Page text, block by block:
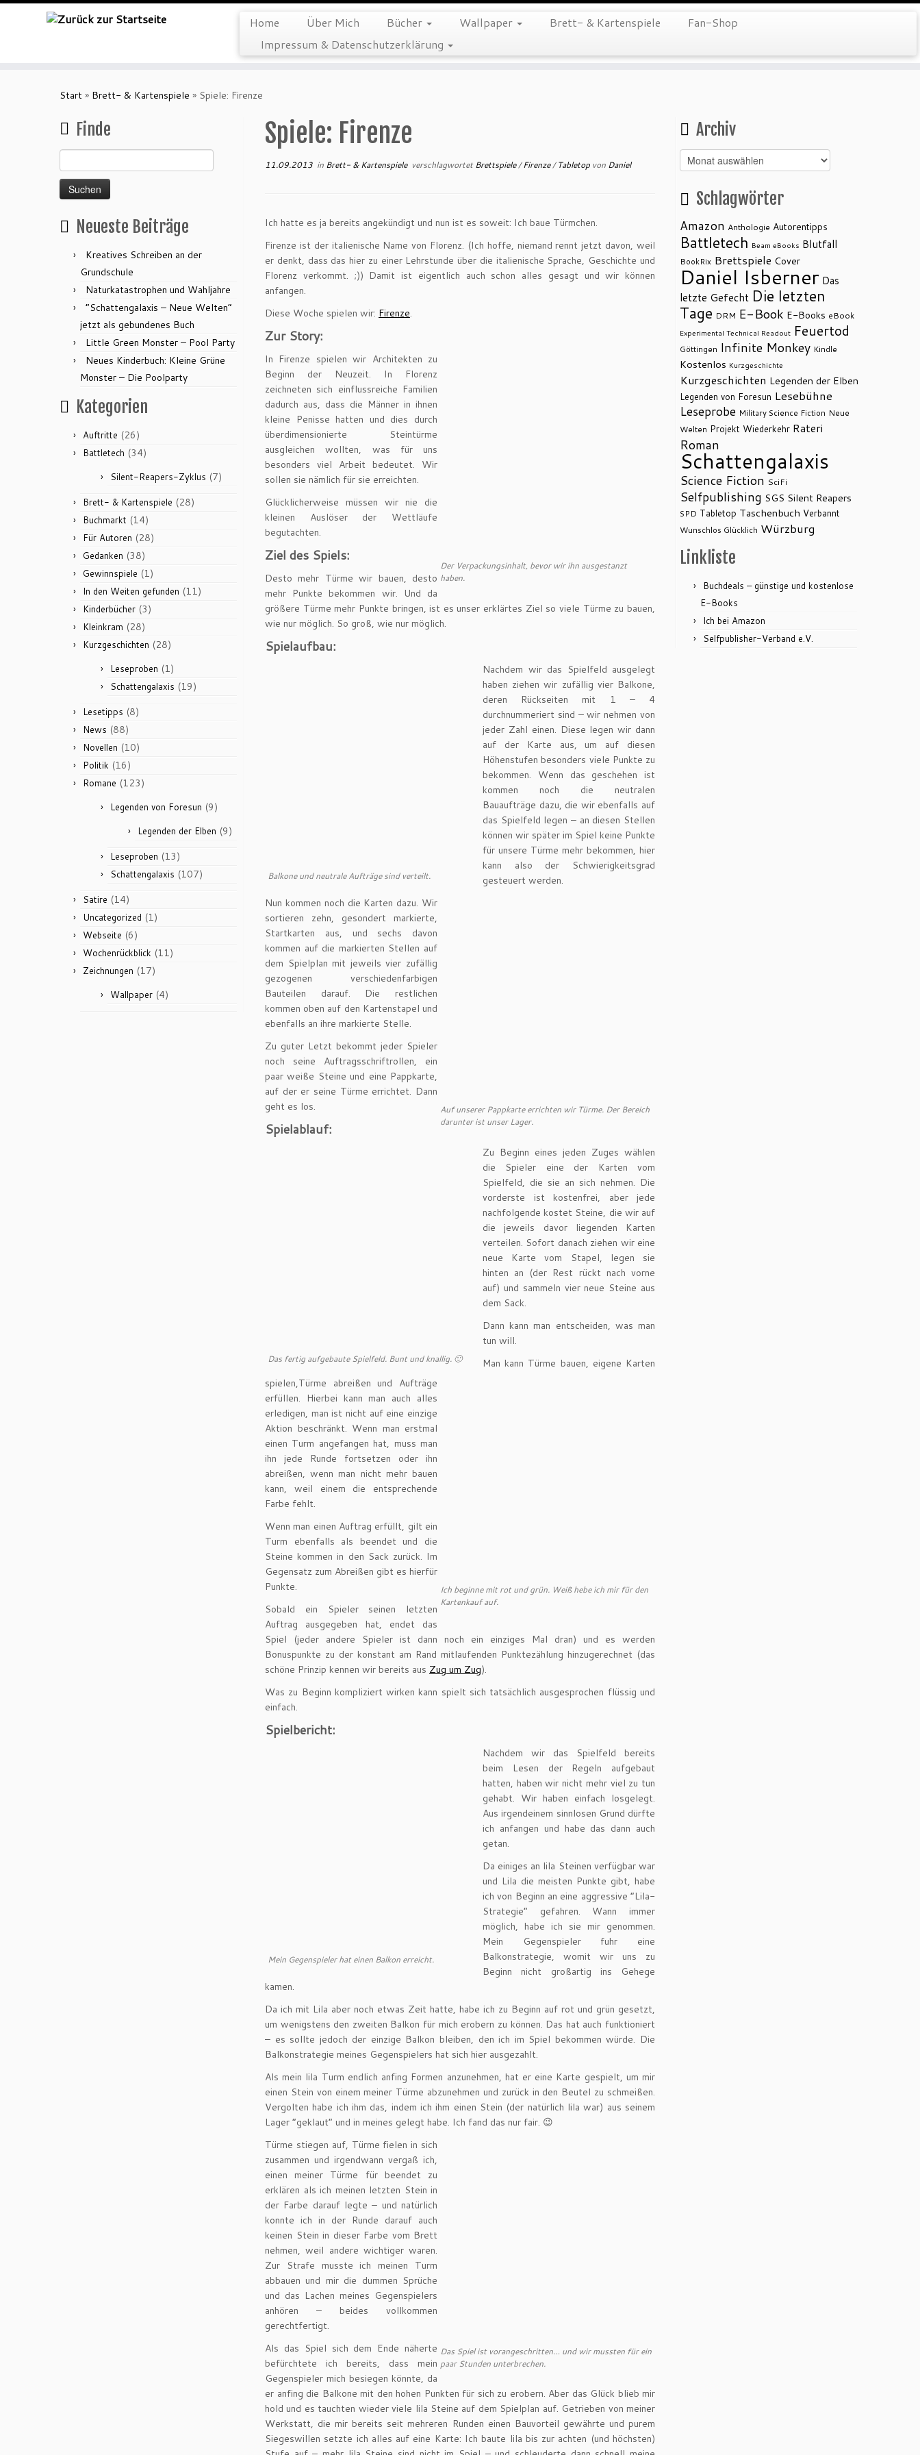
Home Über Mich Bücher Wallpaper Brett- & Kartenspiele
Fan-Shop
Impressum & Datenschutzerklärung
Start » Brett- & Kartenspiele » Spiele: Firenze
Finde
nach:
Neueste Beiträge
Kreatives Schreiben an der
Grundschule
Naturkatastrophen und Wahljahre
“Schattengalaxis – Neue Welten”
jetzt als gebundenes Buch
Little Green Monster – Pool Party
Neues Kinderbuch: Kleine Grüne
Monster – Die Poolparty
Kategorien
Auftritte (26)
Battletech (34)
Silent-Reapers-Zyklus (7)
Brett- & Kartenspiele (28)
Buchmarkt (14)
Für Autoren (28)
Gedanken (38)
Gewinnspiele (1)
In den Weiten gefunden (11)
Kinderbücher (3)
Kleinkram (28)
Kurzgeschichten (28)
Leseproben (1)
Schattengalaxis (19)
Lesetipps (8)
News (88)
Novellen (10)
Politik (16)
Romane (123)
Legenden von Foresun (9)
Legenden der Elben (9)
Leseproben (13)
Schattengalaxis (107)
Satire (14)
Uncategorized (1)
Webseite (6)
Wochenrückblick (11)
Zeichnungen (17)
Wallpaper (4)
Spiele: Firenze
11.09.2013 in Brett- & Kartenspiele verschlagwortetBrettspiele/Firenze/Tabletop von Daniel
Ich hatte es ja bereits angekündigt und nun ist es soweit: Ich baue Türmchen.
Firenze ist der italienische Name von Florenz. (Ich hoffe, niemand rennt jetzt davon, weil
er denkt, dass das hier zu einer Lehrstunde über die italienische Sprache, Geschichte und
Florenz verkommt. ;)) Damit ist eigentlich auch schon alles gesagt und wir können
anfangen.
Diese Woche spielen wir: Firenze.
Zur Story:
Der Verpackungsinhalt, bevor wir ihn ausgestanzt
haben.
In Firenze spielen wir Architekten zu
Beginn der Neuzeit. In Florenz
zeichneten sich einflussreiche Familien
dadurch aus, dass die Männer in ihnen
kleine Penisse hatten und dies durch
überdimensionierte Steintürme
ausgleichen wollten, was für uns
besonders viel Arbeit bedeutet. Wir
sollen sie nämlich für sie erreichten.
Glücklicherweise müssen wir nie die
kleinen Auslöser der Wettläufe
begutachten.
Ziel des Spiels:
Desto mehr Türme wir bauen, desto
mehr Punkte bekommen wir. Und da
größere Türme mehr Punkte bringen, ist es unser erklärtes Ziel so viele Türme zu bauen,
wie nur möglich. So groß, wie nur möglich.
Spielaufbau:
Balkone und neutrale Aufträge sind verteilt.
Nachdem wir das Spielfeld ausgelegt
haben ziehen wir zufällig vier Balkone,
deren Rückseiten mit 1 – 4
durchnummeriert sind – wir nehmen von
jeder Zahl einen. Diese legen wir dann
auf der Karte aus, um auf diesen
Höhenstufen besonders viele Punkte zu
bekommen. Wenn das geschehen ist
kommen noch die neutralen
Bauaufträge dazu, die wir ebenfalls auf
das Spielfeld legen – an diesen Stellen
können wir später im Spiel keine Punkte
für unsere Türme mehr bekommen, hier
kann also der Schwierigkeitsgrad
gesteuert werden.
Auf unserer Pappkarte errichten wir Türme. Der Bereich
darunter ist unser Lager.
Nun kommen noch die Karten dazu. Wir
sortieren zehn, gesondert markierte,
Startkarten aus, und sechs davon
kommen auf die markierten Stellen auf
dem Spielplan mit jeweils vier zufällig
gezogenen verschiedenfarbigen
Bauteilen darauf. Die restlichen
kommen oben auf den Kartenstapel und
ebenfalls an ihre markierte Stelle.
Zu guter Letzt bekommt jeder Spieler
noch seine Auftragsschriftrollen, ein
paar weiße Steine und eine Pappkarte,
auf der er seine Türme errichtet. Dann
geht es los.
Spielablauf:
Das fertig aufgebaute Spielfeld. Bunt und knallig. 🙂
Zu Beginn eines jeden Zuges wählen
die Spieler eine der Karten vom
Spielfeld, die sie an sich nehmen. Die
vorderste ist kostenfrei, aber jede
nachfolgende kostet Steine, die wir auf
die jeweils davor liegenden Karten
verteilen. Sofort danach ziehen wir eine
neue Karte vom Stapel, legen sie
hinten an (der Rest rückt nach vorne
auf) und sammeln vier neue Steine aus
dem Sack.
Dann kann man entscheiden, was man
tun will.
Ich beginne mit rot und grün. Weiß hebe ich mir für den
Kartenkauf auf.
Man kann Türme bauen, eigene Karten
spielen,Türme abreißen und Aufträge
erfüllen. Hierbei kann man auch alles
erledigen, man ist nicht auf eine einzige
Aktion beschränkt. Wenn man erstmal
einen Turm angefangen hat, muss man
ihn jede Runde fortsetzen oder ihn
abreißen, wenn man nicht mehr bauen
kann, weil einem die entsprechende
Farbe fehlt.
Wenn man einen Auftrag erfüllt, gilt ein
Turm ebenfalls als beendet und die
Steine kommen in den Sack zurück. Im
Gegensatz zum Abreißen gibt es hierfür
Punkte.
Sobald ein Spieler seinen letzten
Auftrag ausgegeben hat, endet das
Spiel (jeder andere Spieler ist dann noch ein einziges Mal dran) und es werden
Bonuspunkte zu der konstant am Rand mitlaufenden Punktezählung hinzugerechnet (das
schöne Prinzip kennen wir bereits aus Zug um Zug).
Was zu Beginn kompliziert wirken kann spielt sich tatsächlich ausgesprochen flüssig und
einfach.
Spielbericht:
Mein Gegenspieler hat einen Balkon erreicht.
Nachdem wir das Spielfeld bereits
beim Lesen der Regeln aufgebaut
hatten, haben wir nicht mehr viel zu tun
gehabt. Wir haben einfach losgelegt.
Aus irgendeinem sinnlosen Grund dürfte
ich anfangen und habe das dann auch
getan.
Da einiges an lila Steinen verfügbar war
und Lila die meisten Punkte gibt, habe
ich von Beginn an eine aggressive “Lila-
Strategie” gefahren. Wann immer
möglich, habe ich sie mir genommen.
Mein Gegenspieler fuhr eine
Balkonstrategie, womit wir uns zu
Beginn nicht großartig ins Gehege
kamen.
Da ich mit Lila aber noch etwas Zeit hatte, habe ich zu Beginn auf rot und grün gesetzt,
um wenigstens den zweiten Balkon für mich erobern zu können. Das hat auch funktioniert
– es sollte jedoch der einzige Balkon bleiben, den ich im Spiel bekommen würde. Die
Balkonstrategie meines Gegenspielers hat sich hier ausgezahlt.
Als mein lila Turm endlich anfing Formen anzunehmen, hat er eine Karte gespielt, um mir
einen Stein von einem meiner Türme abzunehmen und zurück in den Beutel zu schmeißen.
Vergolten habe ich ihm das, indem ich ihm einen Stein (der natürlich lila war) aus seinem
Lager “geklaut” und in meines gelegt habe. Ich fand das nur fair. 😉
Das Spiel ist vorangeschritten… und wir mussten für ein
paar Stunden unterbrechen.
Türme stiegen auf, Türme fielen in sich
zusammen und irgendwann vergaß ich,
einen meiner Türme für beendet zu
erklären als ich meinen letzten Stein in
der Farbe darauf legte – und natürlich
konnte ich in der Runde darauf auch
keinen Stein in dieser Farbe vom Brett
nehmen, weil andere wichtiger waren.
Zur Strafe musste ich meinen Turm
abbauen und mir die dummen Sprüche
und das Lachen meines Gegenspielers
anhören – beides vollkommen
gerechtfertigt.
Als das Spiel sich dem Ende näherte
befürchtete ich bereits, dass mein
Gegenspieler mich besiegen könnte, da
er anfing die Balkone mit den hohen Punkten für sich zu erobern. Aber das Glück blieb mir
hold und es tauchten wieder viele lila Steine auf dem Spielplan auf. Getrieben von meiner
Werkstatt, die mir bereits seit mehreren Runden einen Bauvorteil gewährte und purem
Siegeswillen setzte ich alles auf eine Karte: Ich baute lila bis zur achten (und höchsten)
Archiv
Archiv
Schlagwörter
Amazon Anthologie Autorentipps
Battletech Beam eBooks Blutfall
BookRix Brettspiele Cover
Daniel Isberner Das
letzte Gefecht Die letzten
Tage DRM E-Book E-Books eBook
Experimental Technical Readout Feuertod
Göttingen Infinite Monkey Kindle
Kostenlos Kurzgeschichte
Kurzgeschichten Legenden der Elben
Legenden von Foresun Lesebühne
Leseprobe Military Science Fiction Neue
Welten Projekt Wiederkehr Rateri
Roman
Schattengalaxis
Science Fiction SciFi
Selfpublishing SGS Silent Reapers
SPD Tabletop Taschenbuch Verbannt
Wunschlos Glücklich Würzburg
Linkliste
Buchdeals – günstige und kostenlose
E-Books
Ich bei Amazon
Selfpublisher-Verband e.V.